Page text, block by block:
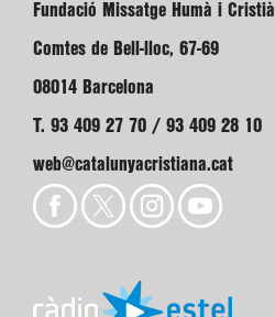
Fundació Missatge Humà i Cristià
Comtes de Bell-lloc, 67-69
08014 Barcelona
T. 93 409 27 70 / 93 409 28 10
web@catalunyacristiana.cat